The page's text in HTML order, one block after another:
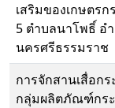
เสริมของเกษตร
5 ตำบลนาโพธิ์ อ
นครศรีธรรมราช
การจักสานเสื่อก
กลุ่มผลิตภัณฑ์กร